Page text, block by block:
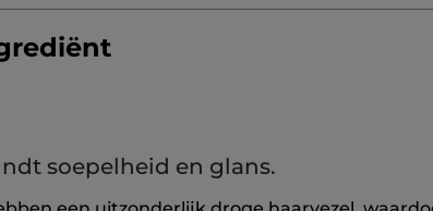
soepelheid en glans.